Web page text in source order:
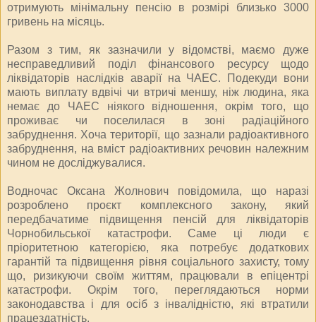
отримують мінімальну пенсію в розмірі близько 3000
гривень на місяць.
Разом з тим, як зазначили у відомстві, маємо дуже
несправедливий поділ фінансового ресурсу щодо
ліквідаторів наслідків аварії на ЧАЕС. Подекуди вони
мають виплату вдвічі чи втричі меншу, ніж людина, яка
немає до ЧАЕС ніякого відношення, окрім того, що
проживає чи поселилася в зоні радіаційного
забруднення. Хоча території, що зазнали радіоактивного
забруднення, на вміст радіоактивних речовин належним
чином не досліджувалися.
Водночас Оксана Жолнович повідомила, що наразі
розроблено проєкт комплексного закону, який
передбачатиме підвищення пенсій для ліквідаторів
Чорнобильської катастрофи. Саме ці люди є
пріоритетною категорією, яка потребує додаткових
гарантій та підвищення рівня соціального захисту, тому
що, ризикуючи своїм життям, працювали в епіцентрі
катастрофи. Окрім того, переглядаються норми
законодавства і для осіб з інвалідністю, які втратили
працездатність.